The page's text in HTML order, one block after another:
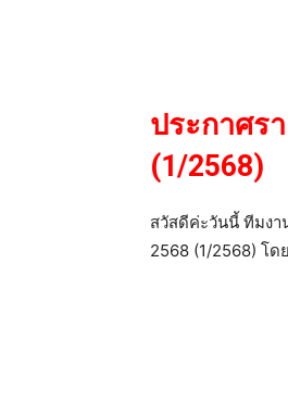
ประกาศร
(1/2568)
สวัสดีค่ะวันนี้ ทีมงา
2568 (1/2568) โด